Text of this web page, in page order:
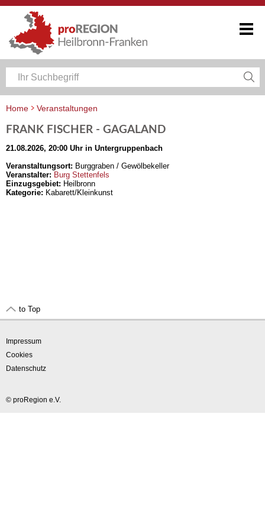
Home
Veranstaltungen
FRANK FISCHER - GAGALAND
21.08.2026, 20:00 Uhr in Untergruppenbach
Veranstaltungsort: Burggraben / Gewölbekeller
Veranstalter: Burg Stettenfels
Einzugsgebiet: Heilbronn
Kategorie: Kabarett/Kleinkunst
to Top
Impressum
Cookies
Datenschutz
© proRegion e.V.